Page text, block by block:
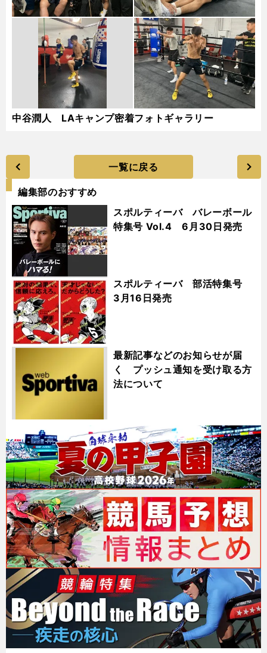
中谷潤人 LAキャンプ密着フォトギャラリー
一覧に戻る
編集部のおすすめ
スポルティーバ バレーボール
特集号 Vol.4 6月30日発売
スポルティーバ 部活特集号
3月16日発売
最新記事などのお知らせが届
く プッシュ通知を受け取る方
法について